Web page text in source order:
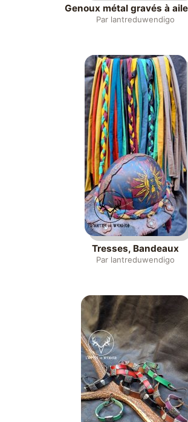
Genoux métal gravés à
Par lantreduwendigo
Tresses, Bandeaux
Par lantreduwendigo